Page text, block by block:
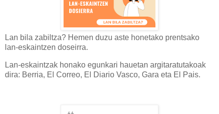
Lan bila zabiltza? Hemen duzu aste honetako prentsako
lan-eskaintzen doseirra.
Lan-eskaintzak honako egunkari hauetan argitaratutakoak
dira: Berria, El Correo, El Diario Vasco, Gara eta El Pais.⁣⁣